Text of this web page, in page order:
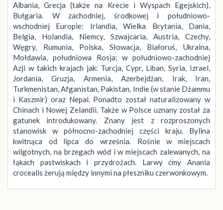
Albania, Grecja (także na Krecie i Wyspach Egejskich),
Bułgaria. W zachodniej, środkowej i południowo-
wschodniej Europie: Irlandia, Wielka Brytania, Dania,
Belgia, Holandia, Niemcy, Szwajcaria, Austria, Czechy,
Węgry, Rumunia, Polska, Słowacja, Białoruś, Ukraina,
Mołdawia, południowa Rosja; w południowo-zachodniej
Azji w takich krajach jak: Turcja, Cypr, Liban, Syria, Izrael,
Jordania, Gruzja, Armenia, Azerbejdżan, Irak, Iran,
Turkmenistan, Afganistan, Pakistan, Indie (w stanie Dżammu
i Kaszmir) oraz Nepal. Ponadto został naturalizowany w
Chinach i Nowej Zelandii. Także w Polsce uznany został za
gatunek introdukowany. Znany jest z rozproszonych
stanowisk w północno-zachodniej części kraju. Bylina
kwitnąca od lipca do września. Rośnie w miejscach
wilgotnych, na brzegach wód i w miejscach zalewanych, na
łąkach pastwiskach i przydrożach. Larwy ćmy Anania
crocealis żerują między innymi na płeszniku czerwonkowym.